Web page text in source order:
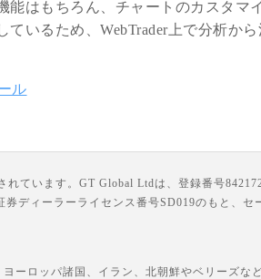
能はもちろん、チャートのカスタマ
ているため、WebTrader上で分析か
ル
ています。GT Global Ltdは、登録番号
ディーラーライセンス番号SD019のもと、セ
ーロッパ諸国、イラン、北朝鮮やベリーズ